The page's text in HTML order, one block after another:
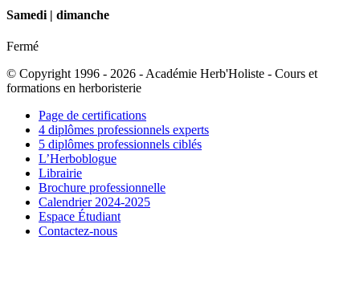
Samedi | dimanche
Fermé
© Copyright 1996 - 2026 - Académie Herb'Holiste - Cours et
formations en herboristerie
Page de certifications
4 diplômes professionnels experts
5 diplômes professionnels ciblés
L’Herboblogue
Librairie
Brochure professionnelle
Calendrier 2024-2025
Espace Étudiant
Contactez-nous